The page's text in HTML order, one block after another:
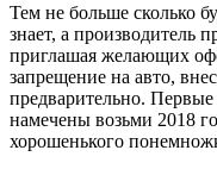
Тем не больше сколько
знает, а производитель
приглашая желающих
запрещение на авто,
предварительно.
намечены возьми 2018
хорошенького